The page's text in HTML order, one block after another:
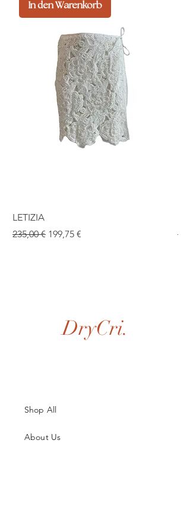
In den Warenkorb
LETIZIA
Standardpreis
235,00 € Sale-Preis
199,75 €
DryCri.
Shop All
About Us